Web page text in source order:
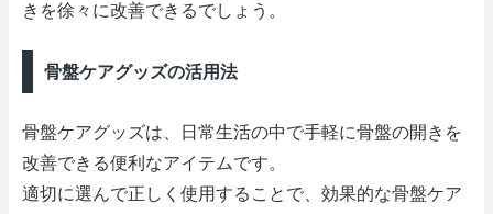
きを徐々に改善できるでしょう。
骨盤ケアグッズの活用法
骨盤ケアグッズは、日常生活の中で手軽に骨盤の開きを
改善できる便利なアイテムです。
適切に選んで正しく使用することで、効果的な骨盤ケア